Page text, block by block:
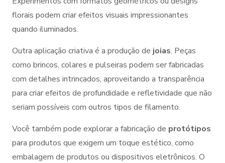
florais podem criar efeitos visuais impressionantes
quando iluminados.
Outra aplicação criativa é a produção de joias. Peças
como brincos, colares e pulseiras podem ser fabricadas
com detalhes intrincados, aproveitando a transparência
para criar efeitos de profundidade e refletividade que não
seriam possíveis com outros tipos de filamento.
Você também pode explorar a fabricação de protótipos
para produtos que exigem um toque estético, como
embalagem de produtos ou dispositivos eletrônicos. O